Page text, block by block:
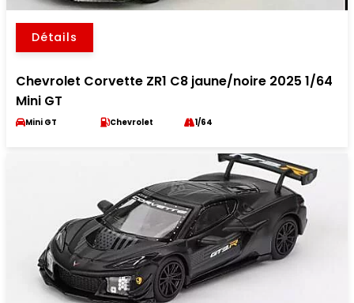
Détails
Chevrolet Corvette ZR1 C8 jaune/noire 2025 1/64
Mini GT
Mini GT Chevrolet 1/64